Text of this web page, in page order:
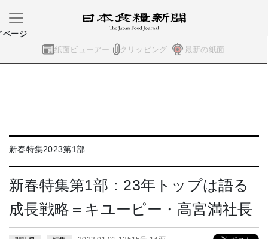
紙面ビューアー クリッピング 最新の紙面
ページ
新春特集2023第1部
新春特集第1部：23年トップは語る
成長戦略＝キユーピー・高宮満社長